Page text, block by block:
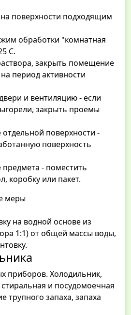
поверхности подходящим
обработки "комнатная
С.
закрыть помещение
период активности
и вентиляцию - если
закрыть проемы
поверхности -
поверхность
- поместить
коробку или пакет.
меры
на водной основе из
1:1) от общей массы воды,
приборов. Холодильник,
и посудомоечная
трупного запаха, запаха